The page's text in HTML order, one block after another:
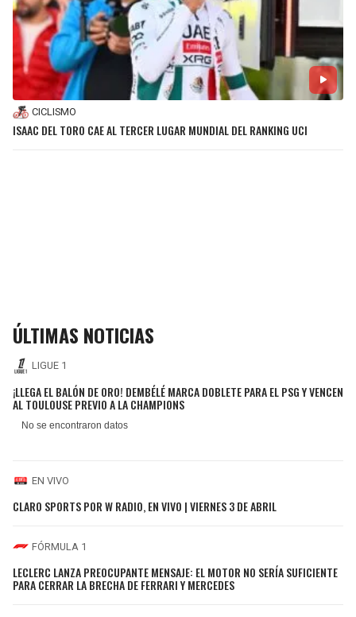
CICLISMO
ISAAC DEL TORO CAE AL TERCER LUGAR MUNDIAL DEL RANKING UCI
ÚLTIMAS NOTICIAS
LIGUE 1
¡LLEGA EL BALÓN DE ORO! DEMBÉLÉ MARCA DOBLETE PARA EL PSG Y VENCEN
AL TOULOUSE PREVIO A LA CHAMPIONS
EN VIVO
CLARO SPORTS POR W RADIO, EN VIVO | VIERNES 3 DE ABRIL
FÓRMULA 1
LECLERC LANZA PREOCUPANTE MENSAJE: EL MOTOR NO SERÍA SUFICIENTE
PARA CERRAR LA BRECHA DE FERRARI Y MERCEDES